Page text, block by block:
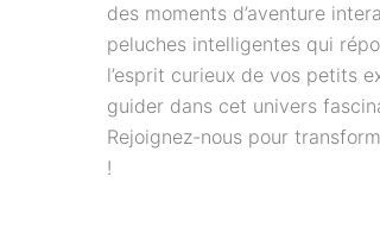
des moments d’aventure
peluches intelligentes qui
l’esprit curieux de vos petits
guider dans cet univers
Rejoignez-nous pour
!